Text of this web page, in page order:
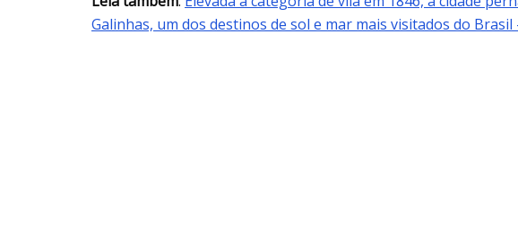
Galinhas, um dos destinos de sol e mar mais visitados do